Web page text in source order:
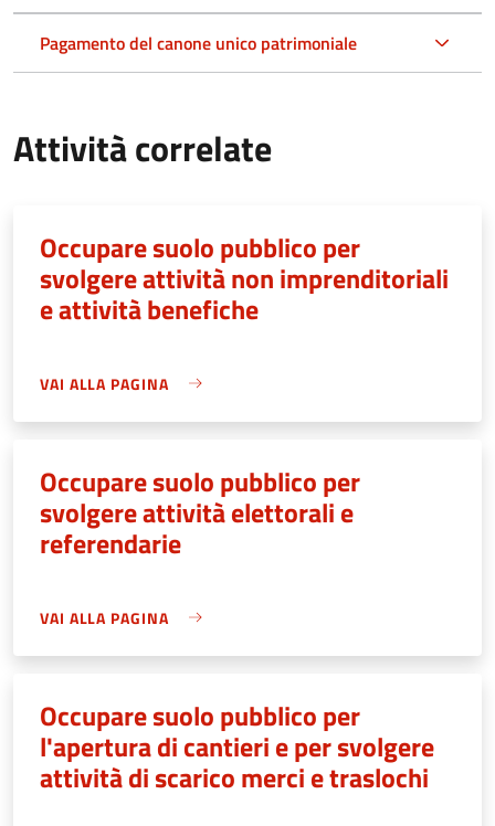
Pagamento del canone unico patrimoniale
Attività correlate
Occupare suolo pubblico per
svolgere attività non imprenditoriali
e attività benefiche
VAI ALLA PAGINA
Occupare suolo pubblico per
svolgere attività elettorali e
referendarie
VAI ALLA PAGINA
Occupare suolo pubblico per
l'apertura di cantieri e per svolgere
attività di scarico merci e traslochi